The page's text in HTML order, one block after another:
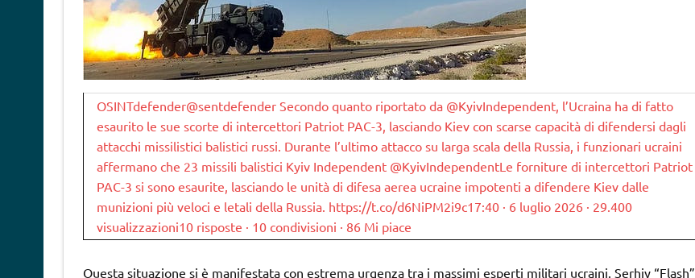
OSINTdefender@sentdefender Secondo quanto riportato da @KyivIndependent, l’Ucraina ha di fatto
esaurito le sue scorte di intercettori Patriot PAC-3, lasciando Kiev con scarse capacità di difendersi dagli
attacchi missilistici balistici russi. Durante l’ultimo attacco su larga scala della Russia, i funzionari ucraini
affermano che 23 missili balistici Kyiv Independent @KyivIndependentLe forniture di intercettori Patriot
PAC-3 si sono esaurite, lasciando le unità di difesa aerea ucraine impotenti a difendere Kiev dalle
munizioni più veloci e letali della Russia. https://t.co/d6NiPM2i9c17:40 · 6 luglio 2026 · 29.400
visualizzazioni10 risposte · 10 condivisioni · 86 Mi piace
Questa situazione si è manifestata con estrema urgenza tra i massimi esperti militari ucraini. Serhiy “Flash”